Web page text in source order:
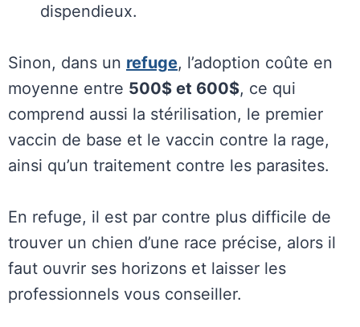
dispendieux.
Sinon, dans un refuge, l’adoption coûte en
moyenne entre 500$ et 600$, ce qui
comprend aussi la stérilisation, le premier
vaccin de base et le vaccin contre la rage,
ainsi qu’un traitement contre les parasites.
En refuge, il est par contre plus difficile de
trouver un chien d’une race précise, alors il
faut ouvrir ses horizons et laisser les
professionnels vous conseiller.